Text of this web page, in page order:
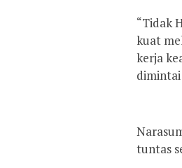
“Tidak
kuat
kerja
dimintai
tuntas